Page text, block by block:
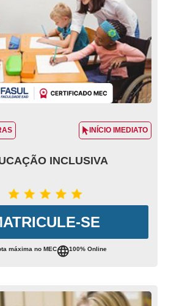
INÍCIO IMEDIATO
INCLUSIVA
SE
máxima no MEC 100% Online